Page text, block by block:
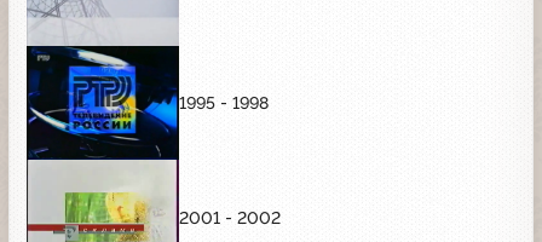
1995 - 1998
2001 - 2002